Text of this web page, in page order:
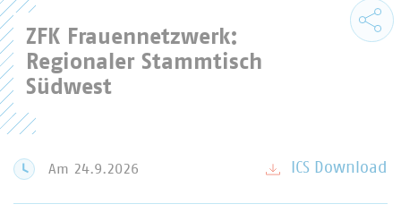
ZFK Frauennetzwerk:
Regionaler Stammtisch
Südwest
Am 24.9.2026 ICS Download